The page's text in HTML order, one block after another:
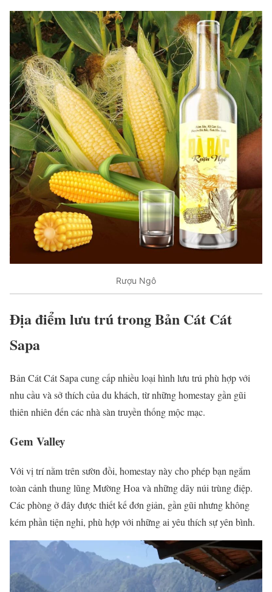
Rượu Ngô
Địa điểm lưu trú trong Bản Cát Cát
Sapa
Bản Cát Cát Sapa cung cấp nhiều loại hình lưu trú phù hợp với
nhu cầu và sở thích của du khách, từ những homestay gần gũi
thiên nhiên đến các nhà sàn truyền thống mộc mạc.
Gem Valley
Với vị trí nằm trên sườn đồi, homestay này cho phép bạn ngắm
toàn cảnh thung lũng Mường Hoa và những dãy núi trùng điệp.
Các phòng ở đây được thiết kế đơn giản, gần gũi nhưng không
kém phần tiện nghi, phù hợp với những ai yêu thích sự yên bình.